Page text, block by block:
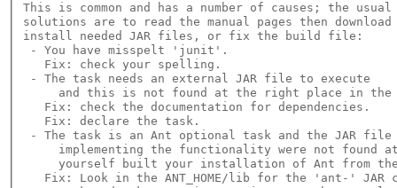
This is common and has a number of causes; the
solutions are to read the manual pages then download
install needed JAR files, or fix the build file:
- You have misspelt 'junit'.
   Fix: check your spelling.
- The task needs an external JAR file to execute
and this is not found at the right place in the
   Fix: check the documentation for dependencies.
   Fix: declare the task.
- The task is an Ant optional task and the JAR
implementing the functionality were not found
yourself built your installation of Ant from
Fix: Look in the ANT_HOME/lib for the 'ant-' JAR